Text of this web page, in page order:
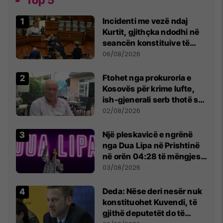
Incidenti me vezë ndaj
Kurtit, gjithçka ndodhi në
seancën konstituive të
Kuvendit
06/08/2026
Ftohet nga prokuroria e
Kosovës për krime lufte,
ish-gjenerali serb thotë se
dikush e tradhtoi në
02/08/2026
Një pleskavicë e ngrënë
nga Dua Lipa në Prishtinë
në orën 04:28 të mëngjesit
- dhe bota digjitale serbe
03/08/2026
Deda: Nëse deri nesër nuk
konstituohet Kuvendi, të
gjithë deputetët do të